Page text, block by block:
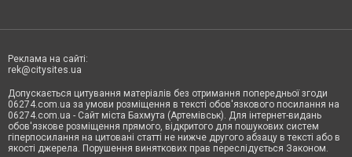
Реклама на сайті:
rek@citysites.ua
Допускається цитування матеріалів без отримання попередньої згоди
06274.com.ua за умови розміщення в тексті обов'язкового посилання на
06274.com.ua - Сайт міста Бахмута (Артемівськ). Для інтернет-видань
обов'язкове розміщення прямого, відкритого для пошукових систем
гіперпосилання на цитовані статті не нижче другого абзацу в тексті або в
якості джерела. Порушення виняткових прав переслідується Законом.